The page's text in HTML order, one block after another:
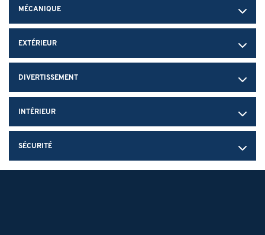
MÉCANIQUE
EXTÉRIEUR
DIVERTISSEMENT
INTÉRIEUR
SÉCURITÉ